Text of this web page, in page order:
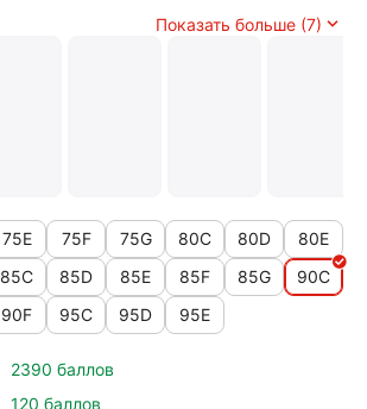
Показать больше (7)
75E 75F 75G 80C 80D
80E
85C 85D 85E 85F 85G
90C
90F 95C 95D 95E
2390 баллов
120 баллов